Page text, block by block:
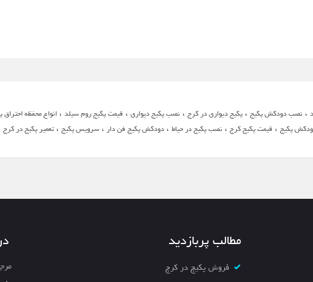
،نصب دودکش پکیج ،پکیج دیواری در کرج ،نصب پکیج دیواری ، قیمت پکیج روم سیلد ،انواع محفظه احتراق
پکیج ، قیمت پکیج کرج ،نصب پکیج در حیاط ،دودکش پکیج فن دار ،سرویس پکیج ،تعمیر پکیج در کرج
مطالب پربازدید
فروش پکیج در کرج